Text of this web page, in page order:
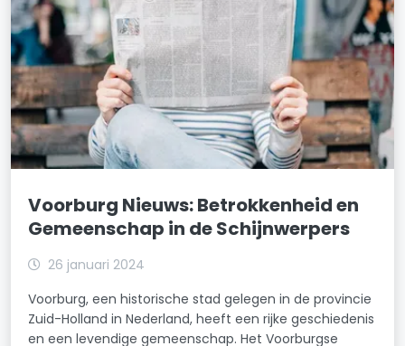
Voorburg Nieuws: Betrokkenheid en
Gemeenschap in de Schijnwerpers
26 januari 2024
Voorburg, een historische stad gelegen in de provincie
Zuid-Holland in Nederland, heeft een rijke geschiedenis
en een levendige gemeenschap. Het Voorburgse